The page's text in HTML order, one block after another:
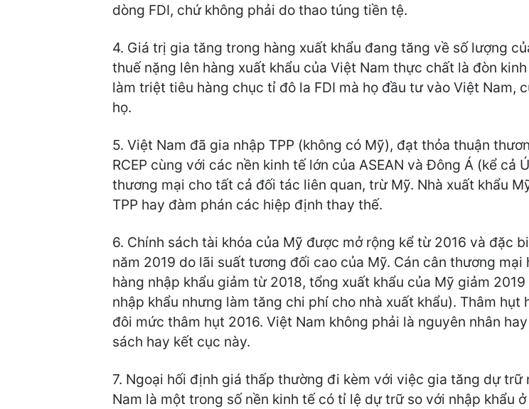
dòng FDI, chứ không phải do thao túng tiền tệ.
4. Giá trị gia tăng trong hàng xuất khẩu đang tăng về số lượng
thuế nặng lên hàng xuất khẩu của Việt Nam thực chất là đòn
làm triệt tiêu hàng chục tỉ đô la FDI mà họ đầu tư vào Việt Nam,
họ.
5. Việt Nam đã gia nhập TPP (không có Mỹ), đạt thỏa thuận
RCEP cùng với các nền kinh tế lớn của ASEAN và Đông Á (kể
thương mại cho tất cả đối tác liên quan, trừ Mỹ. Nhà xuất khẩu
TPP hay đàm phán các hiệp định thay thế.
6. Chính sách tài khóa của Mỹ được mở rộng kể từ 2016 và đặc
năm 2019 do lãi suất tương đối cao của Mỹ. Cán cân thương
hàng nhập khẩu giảm từ 2018, tổng xuất khẩu của Mỹ giảm
nhập khẩu nhưng làm tăng chi phí cho nhà xuất khẩu). Thâm
đôi mức thâm hụt 2016. Việt Nam không phải là nguyên nhân
sách hay kết cục này.
7. Ngoại hối định giá thấp thường đi kèm với việc gia tăng dự
Nam là một trong số nền kinh tế có tỉ lệ dự trữ so với nhập khẩu